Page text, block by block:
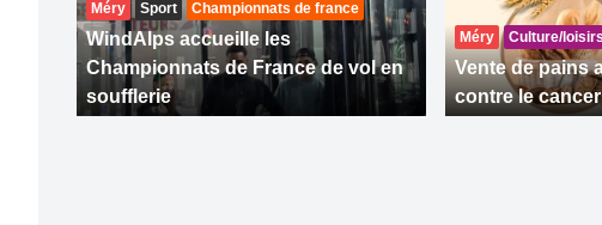
Méry Sport Championnats de france
WindAlps accueille les
Championnats de France de vol en
soufflerie
Méry Culture/loisirs
Vente de pains
contre le cancer